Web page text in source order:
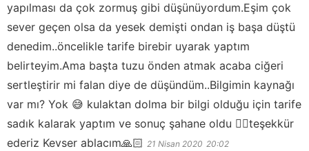
yapılması da çok zormuş gibi düşünüyordum.Eşim çok
sever geçen olsa da yesek demişti ondan iş başa düştü
denedim..öncelikle tarife birebir uyarak yaptım
belirteyim.Ama başta tuzu önden atmak acaba ciğeri
sertleştirir mi falan diye de düşündüm..Bilgimin kaynağı
var mı? Yok 😅 kulaktan dolma bir bilgi olduğu için tarife
sadık kalarak yaptım ve sonuç şahane oldu ✌🏻teşekkür
ederiz Kevser ablacım🙏🏻 21 Nisan 2020 20:02